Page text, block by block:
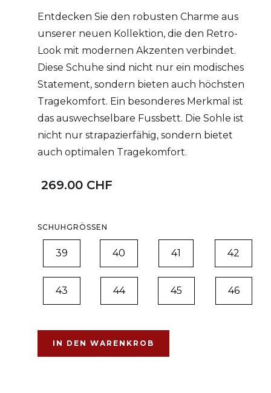
Entdecken Sie den robusten Charme aus
unserer neuen Kollektion, die den Retro-
Look mit modernen Akzenten verbindet.
Diese Schuhe sind nicht nur ein modisches
Statement, sondern bieten auch höchsten
Tragekomfort. Ein besonderes Merkmal ist
das auswechselbare Fussbett. Die Sohle ist
nicht nur strapazierfähig, sondern bietet
auch optimalen Tragekomfort.
269.00 CHF
SCHUHGRÖSSEN
39 40 41 42
43 44 45 46